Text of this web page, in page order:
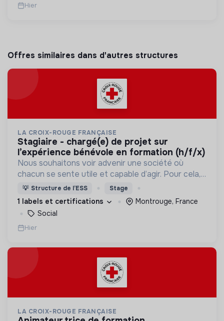
Hier
Offres similaires dans d'autres structures
LA CROIX-ROUGE FRANÇAISE
stagiaire - chargé(e) de projet sur
l’expérience bénévole en formation (h/f/x)
Nous souhaitons voir advenir une société où
chacun se sente utile et capable d’agir. Pour cela,
nous proposons des moyens et des lieux
d’engagement innovants et adaptés à tous.
💡 Structure de l’ESS Stage
1 labels et certifications
Montrouge, France
Social
Hier
LA CROIX-ROUGE FRANÇAISE